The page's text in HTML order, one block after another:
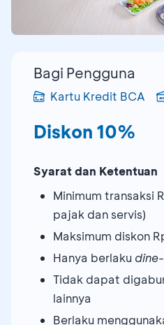
Bagi Pengguna
Kartu Kredit BCA
Diskon 10%
Syarat dan Ketentuan
Minimum transaksi
pajak dan servis)
Maksimum diskon
Hanya berlaku
Tidak dapat
lainnya
Berlaku